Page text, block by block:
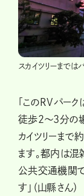
スカイツリーまで
「このRVパー
徒歩2～3分の
カイツリーま
ます。都内は混
公共交通機関で
す」（山縣さん）